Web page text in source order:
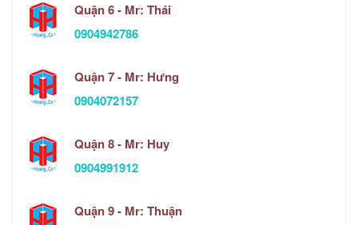
Quận 6 - Mr: Thái
0904942786
Quận 7 - Mr: Hưng
0904072157
Quận 8 - Mr: Huy
0904991912
Quận 9 - Mr: Thuận